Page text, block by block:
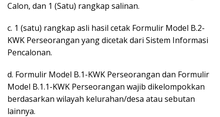
Calon, dan 1 (Satu) rangkap salinan.
c. 1 (satu) rangkap asli hasil cetak Formulir Model B.2-
KWK Perseorangan yang dicetak dari Sistem Informasi
Pencalonan.
d. Formulir Model B.1-KWK Perseorangan dan Formulir
Model B.1.1-KWK Perseorangan wajib dikelompokkan
berdasarkan wilayah kelurahan/desa atau sebutan
lainnya.